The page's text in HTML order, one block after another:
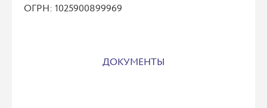
ОГРН: 1025900899969
ДОКУМЕНТЫ